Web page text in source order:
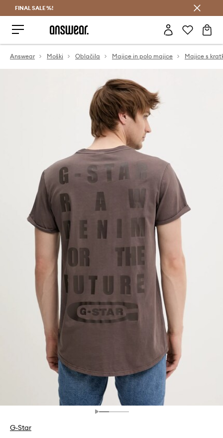
FINAL SALE %!
Answear Moški Oblačila Majice in polo majice Majice s
G-Star